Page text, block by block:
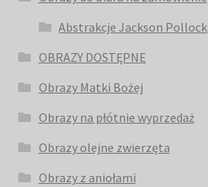
Abstrakcje Jackson Pollock
OBRAZY DOSTĘPNE
Obrazy Matki Bożej
Obrazy na płótnie wyprzedaż
Obrazy olejne zwierzęta
Obrazy z aniołami